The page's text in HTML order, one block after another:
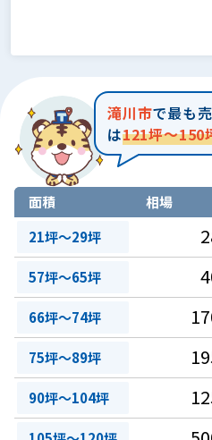
滝川市で最も
は121坪～150
面積 相場
21坪～29坪
57坪～65坪
66坪～74坪
75坪～89坪
90坪～104坪